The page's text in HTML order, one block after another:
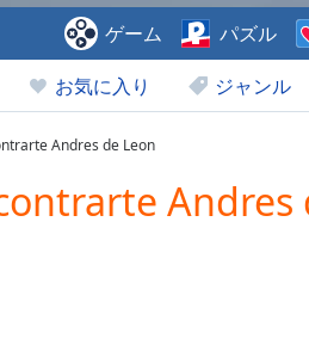
お気に入り ジャンル
ゲーム パズル
Andres de Leon
Andres